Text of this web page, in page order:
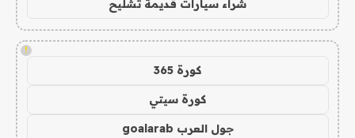
شراء سيارات قديمة تشليح
!
كورة 365
كورة سيتي
جول العرب goalarab